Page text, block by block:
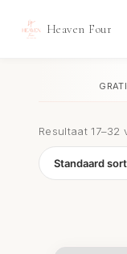
Heaven Four
Resultaat